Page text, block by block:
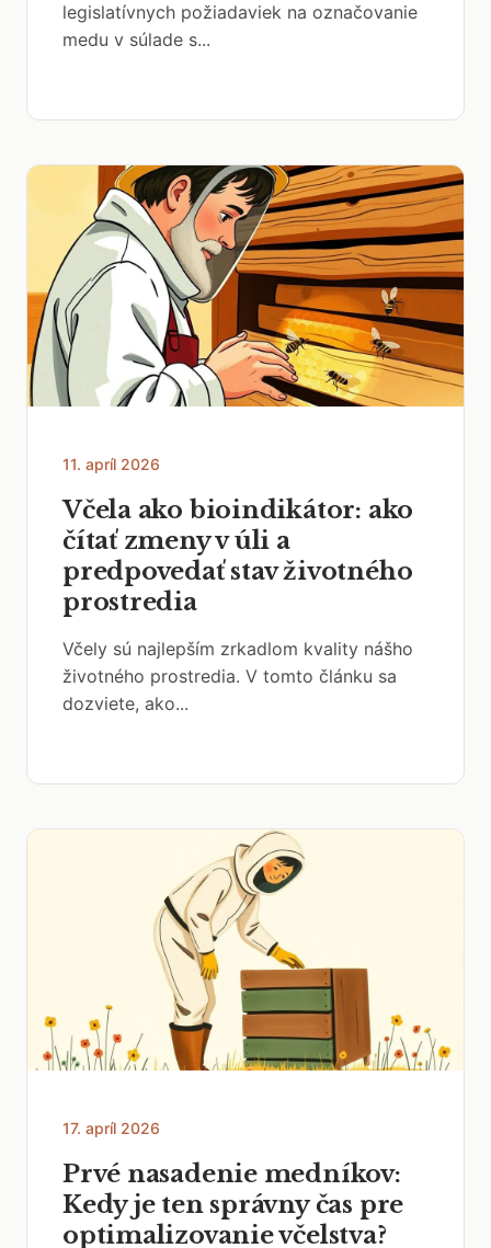
legislatívnych požiadaviek na označovanie
medu v súlade s...
11. apríl 2026
Včela ako bioindikátor: ako
čítať zmeny v úli a
predpovedať stav životného
prostredia
Včely sú najlepším zrkadlom kvality nášho
životného prostredia. V tomto článku sa
dozviete, ako...
17. apríl 2026
Prvé nasadenie medníkov:
Kedy je ten správny čas pre
optimalizovanie včelstva?